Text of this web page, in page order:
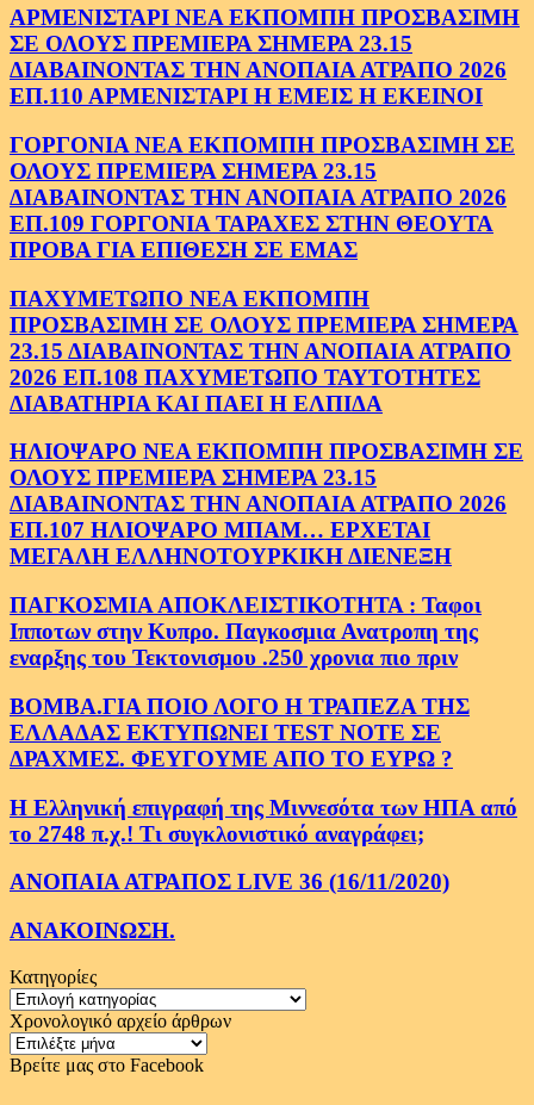
ΑΡΜΕΝΙΣΤΑΡΙ ΝΕΑ ΕΚΠΟΜΠΗ ΠΡΟΣΒΑΣΙΜΗ
ΣΕ ΟΛΟΥΣ ΠΡΕΜΙΕΡΑ ΣΗΜΕΡΑ 23.15
ΔΙΑΒΑΙΝΟΝΤΑΣ ΤΗΝ ΑΝΟΠΑΙΑ ΑΤΡΑΠΟ 2026
ΕΠ.110 ΑΡΜΕΝΙΣΤΑΡΙ Η ΕΜΕΙΣ Η ΕΚΕΙΝΟΙ
ΓΟΡΓΟΝΙΑ ΝΕΑ ΕΚΠΟΜΠΗ ΠΡΟΣΒΑΣΙΜΗ ΣΕ
ΟΛΟΥΣ ΠΡΕΜΙΕΡΑ ΣΗΜΕΡΑ 23.15
ΔΙΑΒΑΙΝΟΝΤΑΣ ΤΗΝ ΑΝΟΠΑΙΑ ΑΤΡΑΠΟ 2026
ΕΠ.109 ΓΟΡΓΟΝΙΑ ΤΑΡΑΧΕΣ ΣΤΗΝ ΘΕΟΥΤΑ
ΠΡΟΒΑ ΓΙΑ ΕΠΙΘΕΣΗ ΣΕ ΕΜΑΣ
ΠΑΧΥΜΕΤΩΠΟ ΝΕΑ ΕΚΠΟΜΠΗ
ΠΡΟΣΒΑΣΙΜΗ ΣΕ ΟΛΟΥΣ ΠΡΕΜΙΕΡΑ ΣΗΜΕΡΑ
23.15 ΔΙΑΒΑΙΝΟΝΤΑΣ ΤΗΝ ΑΝΟΠΑΙΑ ΑΤΡΑΠΟ
2026 ΕΠ.108 ΠΑΧΥΜΕΤΩΠΟ ΤΑΥΤΟΤΗΤΕΣ
ΔΙΑΒΑΤΗΡΙΑ ΚΑΙ ΠΑΕΙ Η ΕΛΠΙΔΑ
ΗΛΙΟΨΑΡΟ ΝΕΑ ΕΚΠΟΜΠΗ ΠΡΟΣΒΑΣΙΜΗ ΣΕ
ΟΛΟΥΣ ΠΡΕΜΙΕΡΑ ΣΗΜΕΡΑ 23.15
ΔΙΑΒΑΙΝΟΝΤΑΣ ΤΗΝ ΑΝΟΠΑΙΑ ΑΤΡΑΠΟ 2026
ΕΠ.107 ΗΛΙΟΨΑΡΟ ΜΠΑΜ… ΕΡΧΕΤΑΙ
ΜΕΓΑΛΗ ΕΛΛΗΝΟΤΟΥΡΚΙΚΗ ΔΙΕΝΕΞΗ
ΠΑΓΚΟΣΜΙΑ ΑΠΟΚΛΕΙΣΤΙΚΟΤΗΤΑ : Ταφοι
Ιπποτων στην Κυπρο. Παγκοσμια Ανατροπη της
εναρξης του Τεκτονισμου .250 χρονια πιο πριν
ΒΟΜΒΑ.ΓΙΑ ΠΟΙΟ ΛΟΓΟ Η ΤΡΑΠΕΖΑ ΤΗΣ
ΕΛΛΑΔΑΣ ΕΚΤΥΠΩΝΕΙ TEST NOTE ΣΕ
ΔΡΑΧΜΕΣ. ΦΕΥΓΟΥΜΕ ΑΠΟ ΤΟ ΕΥΡΩ ?
Η Ελληνική επιγραφή της Μιννεσότα των ΗΠΑ από
το 2748 π.χ.! Τι συγκλονιστικό αναγράφει;
ΑΝΟΠΑΙΑ ΑΤΡΑΠΟΣ LIVE 36 (16/11/2020)
ΑΝΑΚΟΙΝΩΣΗ.
Κατηγορίες
Κατηγορίες
Χρονολογικό αρχείο άρθρων
Χρονολογικό
αρχείο
Βρείτε μας στο Facebook